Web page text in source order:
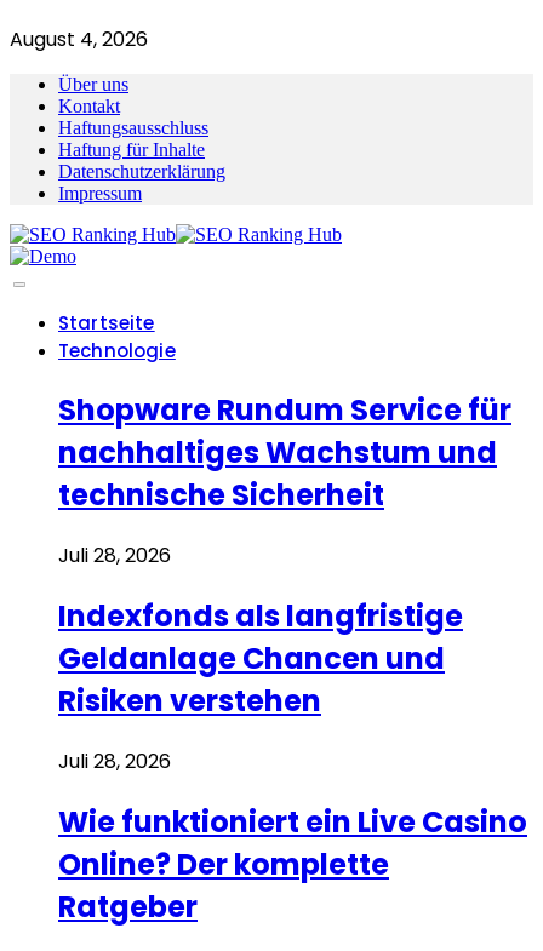
August 4, 2026
Über uns
Kontakt
Haftungsausschluss
Haftung für Inhalte
Datenschutzerklärung
Impressum
Startseite
Technologie
Shopware Rundum Service für
nachhaltiges Wachstum und
technische Sicherheit
Juli 28, 2026
Indexfonds als langfristige
Geldanlage Chancen und
Risiken verstehen
Juli 28, 2026
Wie funktioniert ein Live Casino
Online? Der komplette
Ratgeber